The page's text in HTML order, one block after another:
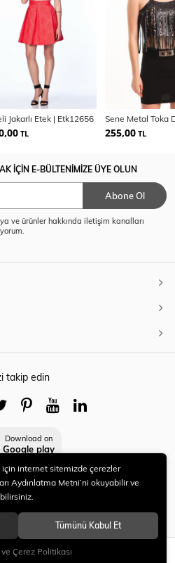
EKLE
Jakarlı Etek | Etk12656
TL 255,00 TL
İÇİN E-BÜLTENİMİZE ÜYE OLUN
Abone Ol
ve ürünler hakkında iletişim kanalları
takip edin
Download on
Google play
Tüm hakları saklıdır.
internet sitemizde çerezler
Aydınlatma Metni’ni okuyabilir ve
Tümünü Kabul Et
Çerez Politikası